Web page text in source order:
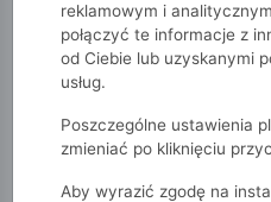
Monnari Zobacz wszystko
Kurtka damska z paskami
reklamowym i
połączyć te informacje z
od Ciebie lub uzyskanymi
usług.
Poszczególne ustawienia
zmieniać po kliknięciu
Aby wyrazić zgodę na